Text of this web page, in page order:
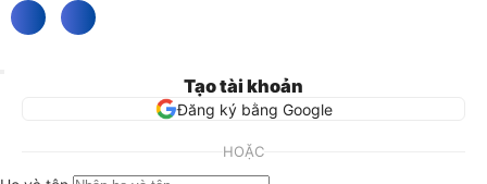
Tạo tài khoản
Đăng ký bằng Google
HOẶC